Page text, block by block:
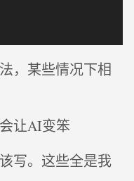
，某些情况下相
让AI变笨
写。这些全是我